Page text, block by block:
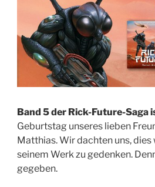
Band 5 der Rick-Future-Saga
Geburtstag unseres lieben
Matthias. Wir dachten uns,
seinem Werk zu gedenken.
gegeben.